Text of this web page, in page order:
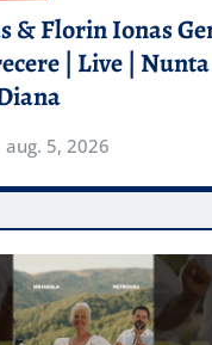
& Florin Ionas
| Live | Nunta
aug. 5, 2026